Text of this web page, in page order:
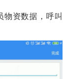
物资数据，呼叫